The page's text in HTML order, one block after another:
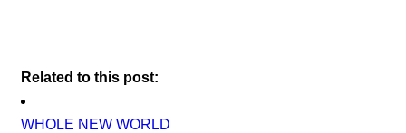
Related to this post:
WHOLE NEW WORLD